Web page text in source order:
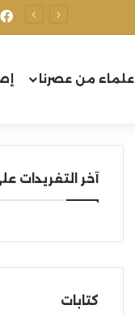
علماء من عصرنا
آخر التغريدات
كتابات